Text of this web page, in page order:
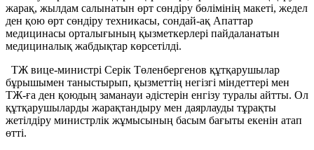
жарақ, жылдам салынатын өрт сөндіру бөлімінің макеті, жедел
ден қою өрт сөндіру техникасы, сондай-ақ Апаттар
медицинасы орталығының қызметкерлері пайдаланатын
медициналық жабдықтар көрсетілді.
ТЖ вице-министрі Серік Төленбергенов құтқарушылар
бұрышымен таныстырып, қызметтің негізгі міндеттері мен
ТЖ-ға ден қоюдың заманауи әдістерін енгізу туралы айтты. Ол
құтқарушыларды жарақтандыру мен даярлауды тұрақты
жетілдіру министрлік жұмысының басым бағыты екенін атап
өтті.